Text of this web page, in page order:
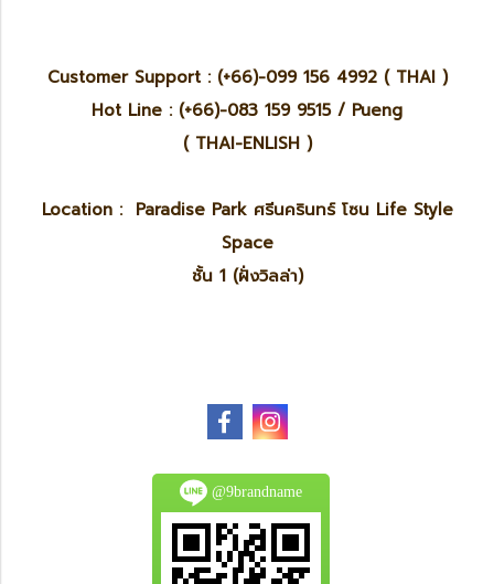
Customer Support : (+66)-099 156 4992 ( THAI )
Hot Line : (+66)-083 159 9515 / Pueng
( THAI-ENLISH )
Location : Paradise Park ศรีนครินทร์ โซน Life Style
Space
ชั้น 1 (ฝั่งวิลล่า)
@9brandname